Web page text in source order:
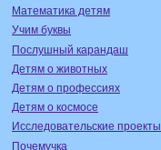
Математика детям
Учим буквы
Послушный карандаш
Детям о животных
Детям о профессиях
Детям о космосе
Исследовательские проекты
Почемучка